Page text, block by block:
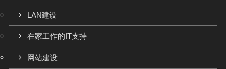
LAN建设
在家工作的IT支持
网站建设